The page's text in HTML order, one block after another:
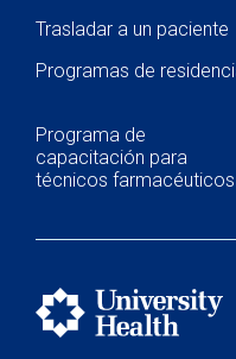
Trasladar a un paciente
Programas de
Programa de
capacitación para
técnicos farmacéuticos